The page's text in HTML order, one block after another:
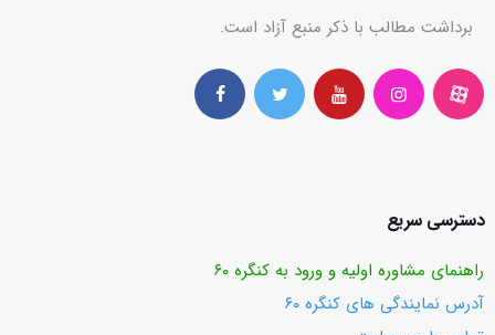
برداشت مطالب با ذکر منبع آزاد است.
دسترسی سریع
راهنمای مشاوره اولیه و ورود به کنگره ۶۰
آدرس نمایندگی های کنگره ۶۰